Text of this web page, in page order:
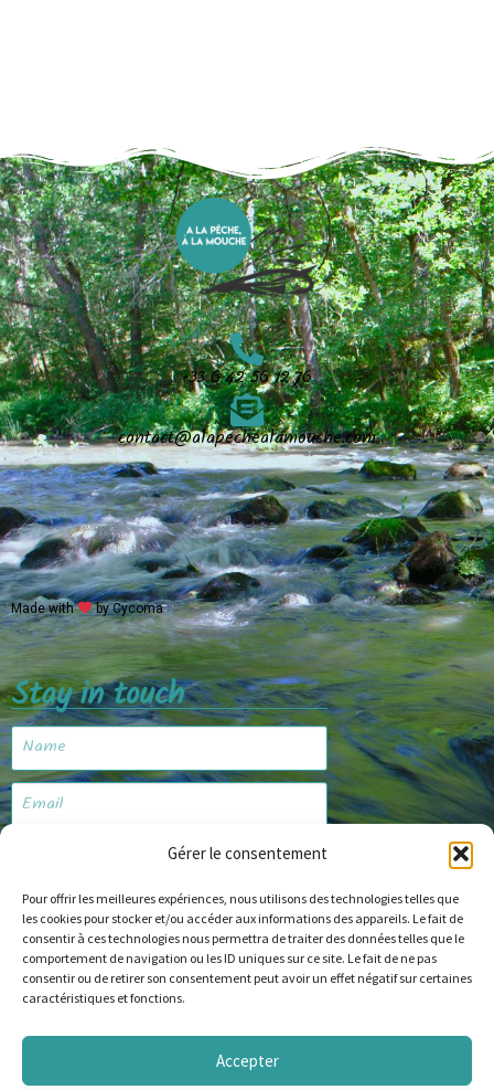
Gérer le consentement
Pour offrir les meilleures expériences, nous utilisons des technologies telles que
les cookies pour stocker et/ou accéder aux informations des appareils. Le fait de
consentir à ces technologies nous permettra de traiter des données telles que le
comportement de navigation ou les ID uniques sur ce site. Le fait de ne pas
consentir ou de retirer son consentement peut avoir un effet négatif sur certaines
caractéristiques et fonctions.
Accepter
+33 6 42 56 12 76
contact@alapechealamouche.com
Made with by Cycoma
Stay in touch
Subscribe
Website